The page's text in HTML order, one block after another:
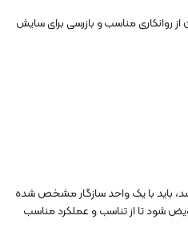
روانکاری مناسب و بازرسی برای سایش
باید با یک واحد سازگار مشخص شده
شود تا از تناسب و عملکرد مناسب